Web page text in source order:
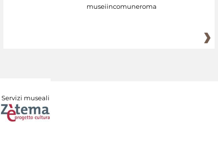
museiincomuneroma
Servizi museali